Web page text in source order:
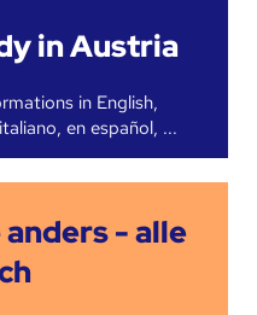
in Austria
in English,
en español, ...
- alle